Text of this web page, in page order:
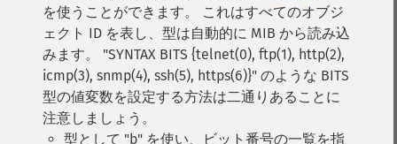
を使うことができます。 これはすべてのオブジ
ェクト ID を表し、型は自動的に MIB から読み込
みます。 "SYNTAX BITS {telnet(0), ftp(1), http(2),
icmp(3), snmp(4), ssh(5), https(6)}" のような BITS
型の値変数を設定する方法は二通りあることに
注意しましょう。
型として "b" を使い、ビット番号の一覧を指